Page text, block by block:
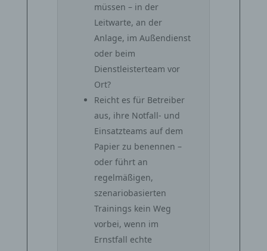
müssen – in der
Leitwarte, an der
Anlage, im Außendienst
oder beim
Dienstleisterteam vor
Ort?
Reicht es für Betreiber
aus, ihre Notfall- und
Einsatzteams auf dem
Papier zu benennen –
oder führt an
regelmäßigen,
szenariobasierten
Trainings kein Weg
vorbei, wenn im
Ernstfall echte